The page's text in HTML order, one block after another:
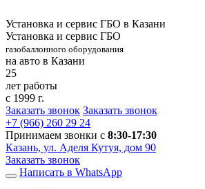
Установка и сервис ГБО в Казани
Установка и сервис ГБО
газобаллонного оборудования
на авто в Казани
25
лет работы
с 1999 г.
Заказать звонок Заказать звонок
+7 (966) 260 29 24
Принимаем звонки с 8:30-17:30
Казань, ул. Аделя Кутуя, дом 90
Заказать звонок
Написать в WhatsApp